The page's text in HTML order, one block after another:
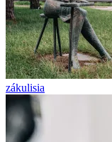
zákulisia